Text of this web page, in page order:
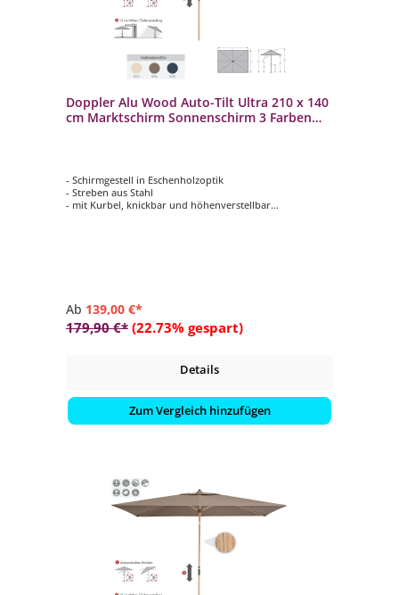
Doppler Alu Wood Auto-Tilt Ultra 210 x 140
cm Marktschirm Sonnenschirm 3 Farben
- Schirmgestell in Eschenholzoptik
- Streben aus Stahl
- mit Kurbel, knickbar und höhenverstellbar
Ab 139,00 €*
179,90 €* (22.73% gespart)
Details
Zum Vergleich hinzufügen